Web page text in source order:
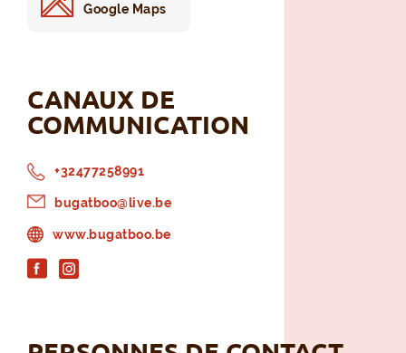
Google Maps
CANAUX DE
COMMUNICATION
+32477258991
bugatboo@live.be
www.bugatboo.be